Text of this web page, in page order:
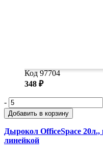
Код 97704
348 ₽
-
Добавить в корзину
Дырокол OfficeSpace
линейкой